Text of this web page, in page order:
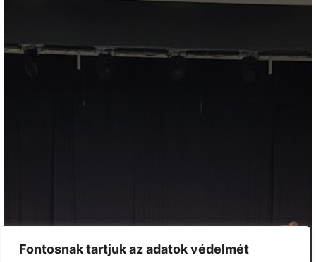
Fontosnak tartjuk az adatok védelmét